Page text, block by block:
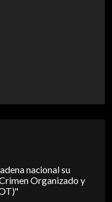
nacional su
Organizado y